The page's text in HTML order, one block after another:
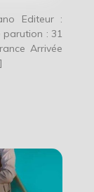
Editeur :
parution : 31
Arrivée